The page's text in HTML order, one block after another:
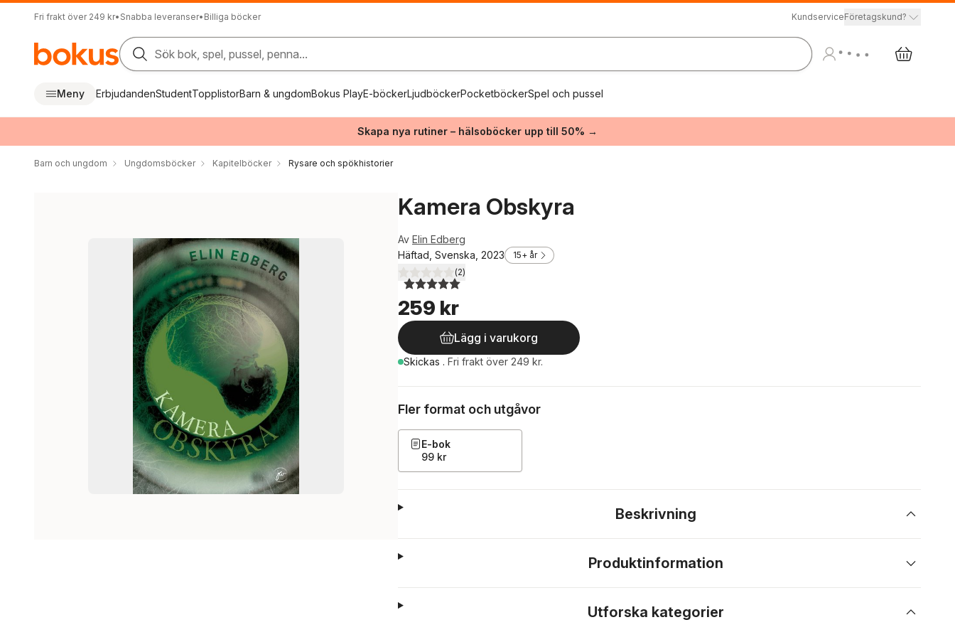
Fri frakt över 249 kr• Snabba leveranser• Billiga böcker KundserviceFöretagskund?
Sök bok, spel, pussel, penna...
Meny ErbjudandenStudentTopplistorBarn & ungdomBokus PlayE-böckerLjudböckerPocketböckerSpel och pussel
Skapa nya rutiner – hälsoböcker upp till 50% →
Barn och ungdom Ungdomsböcker Kapitelböcker Rysare och spökhistorier
Kamera Obskyra
Av Elin Edberg
Häftad, Svenska, 2023
15+ år
5,0utav 5 stjärnor. Totalt antal röster:
(2)
259 kr
Lägg i varukorg
Skickas . Fri frakt över 249 kr.
Fler format och utgåvor
E-bok
99 kr
Beskrivning
Produktinformation
Utforska kategorier